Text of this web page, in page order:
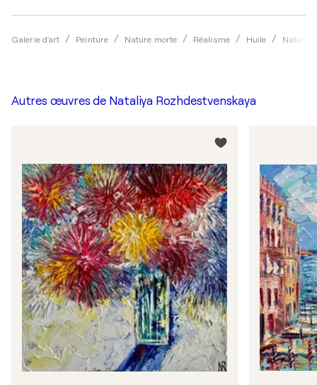
Galerie d'art Peinture Nature morte Réalisme Huile
Autres œuvres de Nataliya Rozhdestvenskaya